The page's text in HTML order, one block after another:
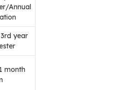
Annual
year
month